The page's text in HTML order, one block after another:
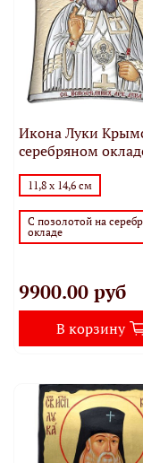
Икона Луки
серебряном
11,8 х 14,6 см
С позолотой на
окладе
9900.00 руб
В корзину